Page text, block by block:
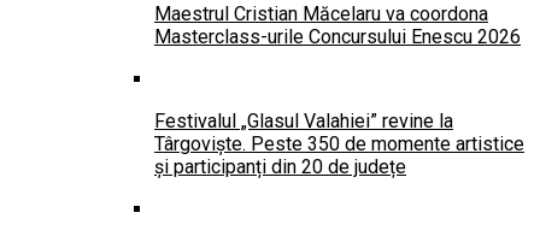
Maestrul Cristian Măcelaru va coordona
Masterclass-urile Concursului Enescu 2026
Festivalul „Glasul Valahiei” revine la
Târgoviște. Peste 350 de momente artistice
și participanți din 20 de județe